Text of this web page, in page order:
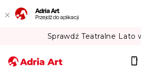
Adria Art
Przejdź do aplikacji
Sprawdź Teatralne Lato